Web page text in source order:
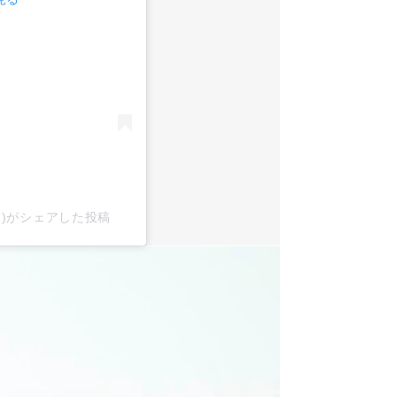
シェアした投稿